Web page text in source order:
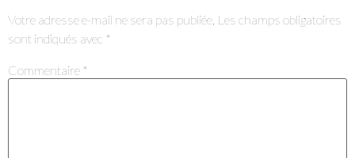
Votre adresse e-mail ne sera pas publiée. Les champs obligatoires
sont indiqués avec *
Commentaire *